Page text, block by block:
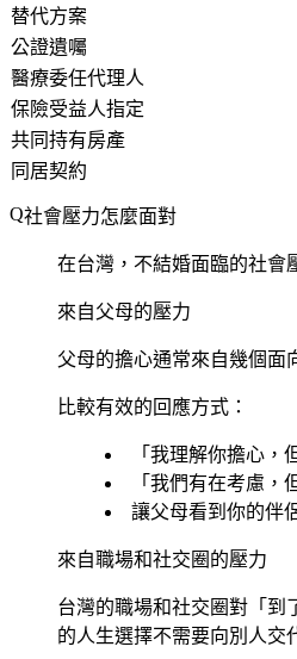
替代方案
公證遺囑
醫療委任代理人
保險受益人指定
共同持有房產
同居契約
社會壓力怎麼面對
在台灣，不結婚面臨的社會
來自父母的壓力
父母的擔心通常來自幾個面
比較有效的回應方式：
「我理解你擔心，
「我們有在考慮，
讓父母看到你的伴
來自職場和社交圈的壓力
台灣的職場和社交圈對「到
的人生選擇不需要向別人交